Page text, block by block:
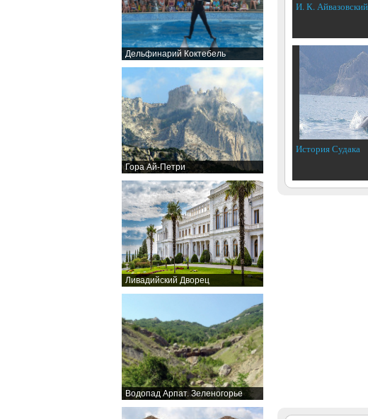
Дельфинарий Коктебель
Гора Ай-Петри
Ливадийский Дворец
Водопад Арпат. Зеленогорье
И. К. Айвазовский
История Судака